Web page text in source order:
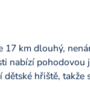
17 km dlouhý,
nabízí
dětské hřiště,